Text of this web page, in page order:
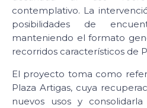
contemplativo. La
posibilidades de
manteniendo el formato
recorridos característicos de
El proyecto toma como
Plaza Artigas, cuya
nuevos usos y